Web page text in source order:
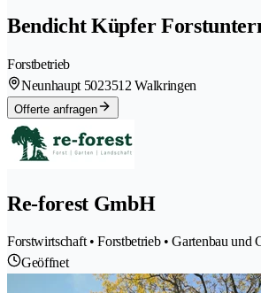
Bendicht Küpfer
Forstbetrieb
Neunhaupt 5023512 Walkringen
Offerte anfragen
Re-forest GmbH
Forstwirtschaft • Forstbetrieb • Gartenbau und
Geöffnet